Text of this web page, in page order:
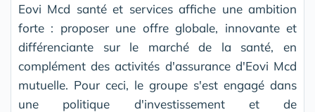
Eovi Mcd santé et services affiche une ambition
forte : proposer une offre globale, innovante et
différenciante sur le marché de la santé, en
complément des activités d'assurance d'Eovi Mcd
mutuelle. Pour ceci, le groupe s'est engagé dans
une politique d'investissement et de